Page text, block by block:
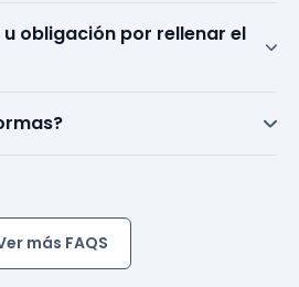
u obligación por rellenar el
más FAQS